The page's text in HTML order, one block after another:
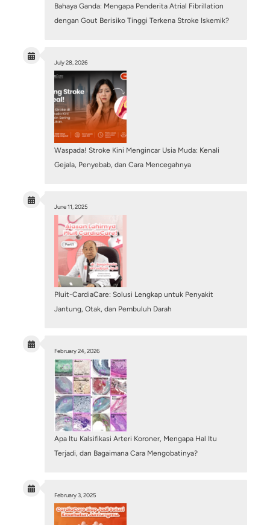
Mengapa Luka Kaki pada Pasien Diabetes Sulit
July 28, 2026/Vascular Intervention
Menjawab Mitos: Apakah Obat Jantung Harus
Seumur Hidup Setelah Pasang Stent (Ring)?
July 28, 2026/Cardiology Intervention